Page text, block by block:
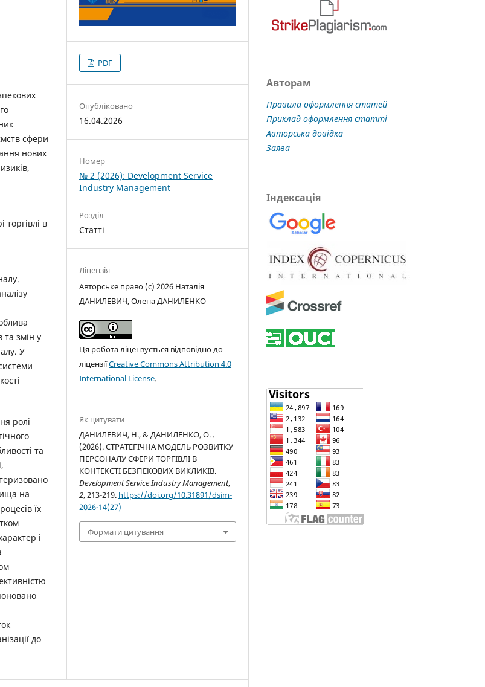
сфери
нових
торгівлі в
та змін у
У
ролі
та
на
їх
і
до
PDF
Опубліковано
16.04.2026
Номер
№ 2 (2026): Development Service
Industry Management
Розділ
Статті
Ліцензія
Авторське право (c) 2026 Наталія
ДАНИЛЕВИЧ, Олена ДАНИЛЕНКО
Ця робота ліцензується відповідно до
ліцензіїCreative Commons Attribution 4.0
International License.
Як цитувати
ДАНИЛЕВИЧ, Н., & ДАНИЛЕНКО, О. .
(2026). СТРАТЕГІЧНА МОДЕЛЬ РОЗВИТКУ
ПЕРСОНАЛУ СФЕРИ ТОРГІВЛІ В
КОНТЕКСТІ БЕЗПЕКОВИХ ВИКЛИКІВ.
Development Service Industry Management,
2, 213-219. https://doi.org/10.31891/dsim-
2026-14(27)
Формати цитування
Авторам
Правила оформлення статей
Приклад оформлення статті
Авторська довідка
Заява
Індексація